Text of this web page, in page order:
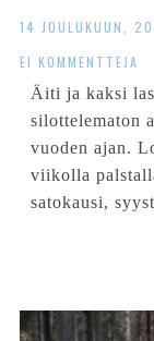
14 JOULUKUUN,
EI KOMMENTTEJA
Äiti ja kaksi
silottelematon
vuoden ajan.
viikolla
satokausi,